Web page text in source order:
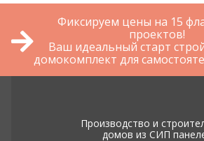
Фиксируем цены на 15
проектов!
Ваш идеальный старт
домокомплект для
Производство и
домов из СИП